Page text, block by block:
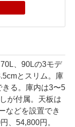
、90Lの3モデ
とスリム。庫
る。庫内は3〜5
が付属。天板は
などを設置でき
、54,800円。